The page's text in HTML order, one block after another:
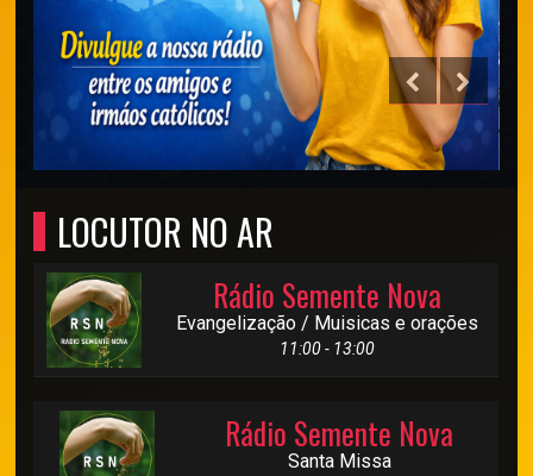
LOCUTOR NO AR
Rádio Semente Nova
Evangelização / Muisicas e orações
11:00 - 13:00
Rádio Semente Nova
Santa Missa